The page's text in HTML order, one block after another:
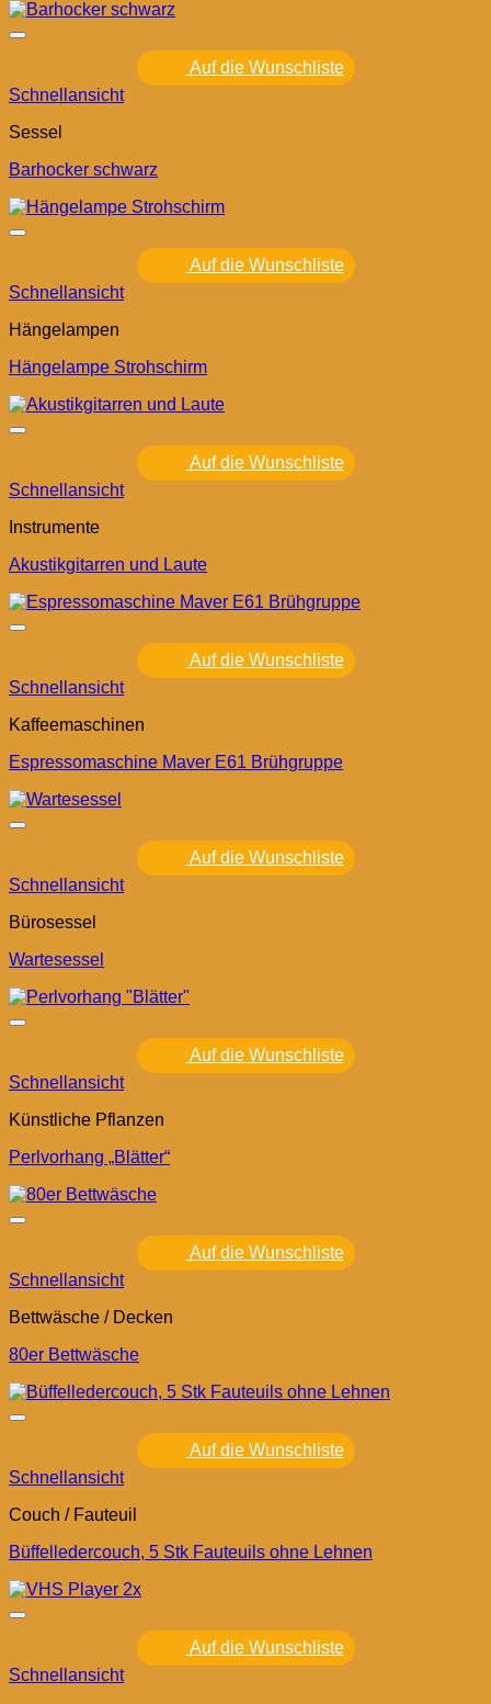
Auf die Wunschliste
Schnellansicht
Sessel
Barhocker schwarz
Auf die Wunschliste
Schnellansicht
Hängelampen
Hängelampe Strohschirm
Auf die Wunschliste
Schnellansicht
Instrumente
Akustikgitarren und Laute
Auf die Wunschliste
Schnellansicht
Kaffeemaschinen
Espressomaschine Maver E61 Brühgruppe
Auf die Wunschliste
Schnellansicht
Bürosessel
Wartesessel
Auf die Wunschliste
Schnellansicht
Künstliche Pflanzen
Perlvorhang „Blätter“
Auf die Wunschliste
Schnellansicht
Bettwäsche / Decken
80er Bettwäsche
Auf die Wunschliste
Schnellansicht
Couch / Fauteuil
Büffelledercouch, 5 Stk Fauteuils ohne Lehnen
Auf die Wunschliste
Schnellansicht